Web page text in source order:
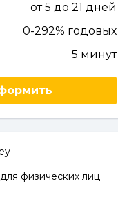
от 5 до 21 дней
0-292% годовых
5 минут
физических лиц